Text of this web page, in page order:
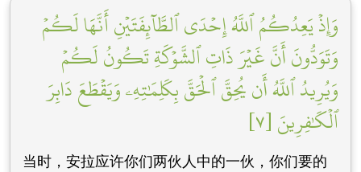
وَإِذۡ يَعِدُكُمُ ٱللَّهُ إِحۡدَى ٱلطَّآئِفَتَيۡنِ أَنَّهَا لَكُمۡ
وَتَوَدُّونَ أَنَّ غَيۡرَ ذَاتِ ٱلشَّوۡكَةِ تَكُونُ لَكُمۡ
وَيُرِيدُ ٱللَّهُ أَن يُحِقَّ ٱلۡحَقَّ بِكَلِمَٰتِهِۦ وَيَقۡطَعَ دَابِرَ
ٱلۡكَٰفِرِينَ [٧]
当时，安拉应许你们两伙人中的一伙，你们要的